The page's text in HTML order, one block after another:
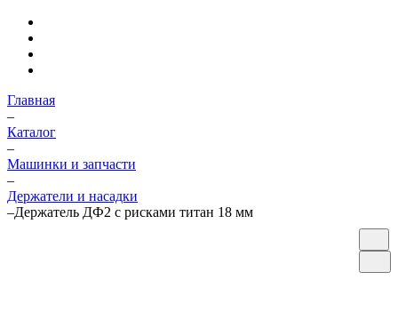
Главная
–
Каталог
–
Машинки и запчасти
–
Держатели и насадки
–Держатель ДФ2 с рисками титан 18 мм